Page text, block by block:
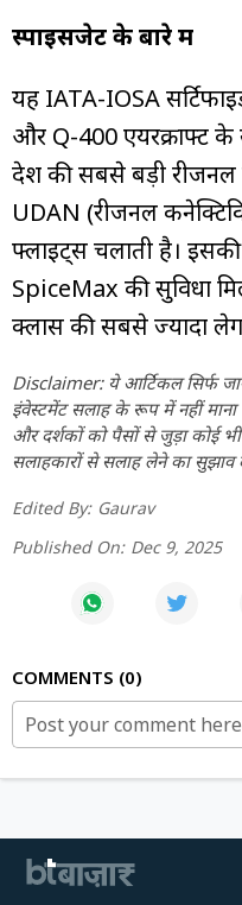
स्पाइसजेट के बारे में
यह IATA-IOSA
और Q-400 एयरक्राफ्ट के
देश की सबसे बड़ी
UDAN (रीजनल
फ्लाइट्स चलाती है।
SpiceMax की सुविधा
क्लास की सबसे ज्यादा
Disclaimer: ये आर्टिकल सिर्फ
इंवेस्टमेंट सलाह के रूप में नहीं
और दर्शकों को पैसों से जुड़ा कोई
सलाहकारों से सलाह लेने का सुझाव
Edited By: Gaurav
Published On: Dec 9, 2025
COMMENTS 0